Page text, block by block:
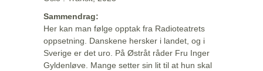
Sammendrag:
Her kan man følge opptak fra Radioteatrets
oppsetning. Danskene hersker i landet, og i
Sverige er det uro. På Østråt råder Fru Inger
Gyldenløve. Mange setter sin lit til at hun skal